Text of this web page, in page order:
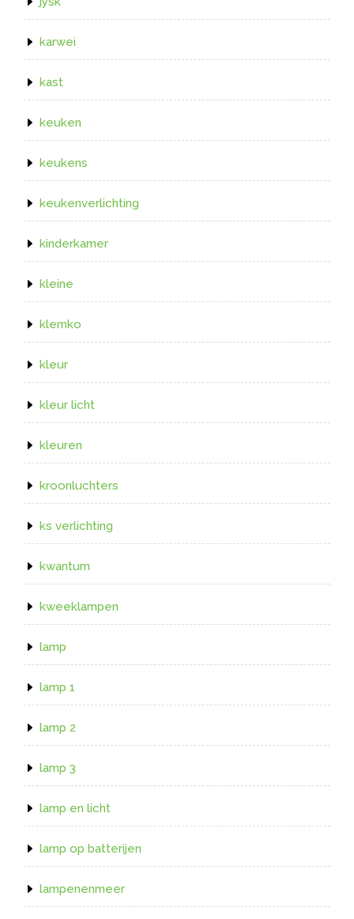
karwei
kast
keuken
keukens
keukenverlichting
kinderkamer
kleine
klemko
kleur
kleur licht
kleuren
kroonluchters
ks verlichting
kwantum
kweeklampen
lamp
lamp 1
lamp 2
lamp 3
lamp en licht
lamp op batterijen
lampenenmeer